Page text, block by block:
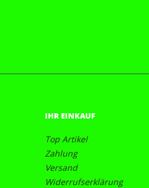
IHR EINKAUF
Top Artikel
Zahlung
Versand
Widerrufserklärung